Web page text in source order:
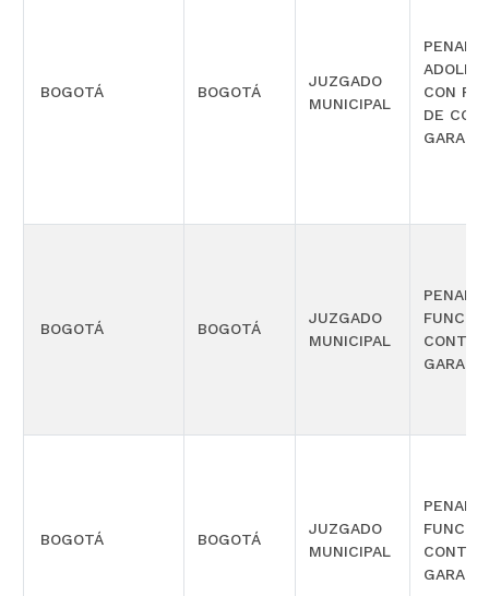
BOGOTÁ BOGOTÁ
JUZGADO
MUNICIPAL
PENAL
CON
DE
BOGOTÁ BOGOTÁ
JUZGADO
MUNICIPAL
PENAL
BOGOTÁ BOGOTÁ
JUZGADO
MUNICIPAL
PENAL